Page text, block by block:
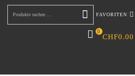
Suchen
FAVORITEN
CHF0.00
0